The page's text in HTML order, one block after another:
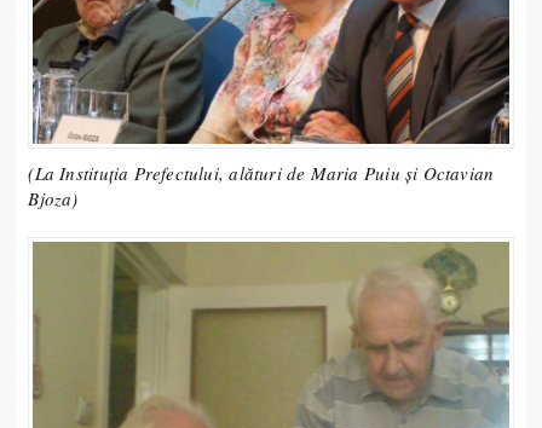
(La Instituția Prefectului, alături de Maria Puiu și Octavian
Bjoza)